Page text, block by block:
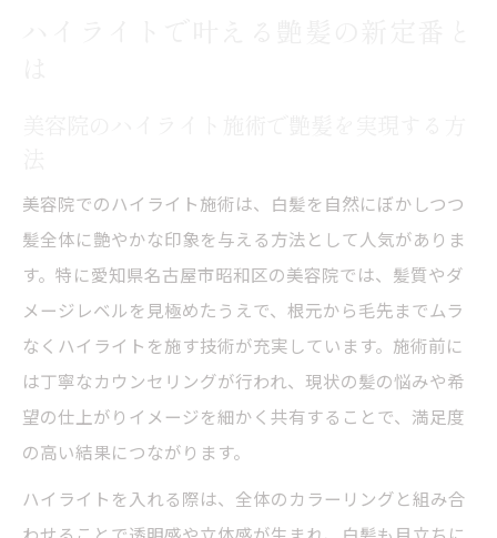
美容院でのハイライト施術は、白髪を自然にぼかしつつ
髪全体に艶やかな印象を与える方法として人気がありま
す。特に愛知県名古屋市昭和区の美容院では、髪質やダ
メージレベルを見極めたうえで、根元から毛先までムラ
なくハイライトを施す技術が充実しています。施術前に
は丁寧なカウンセリングが行われ、現状の髪の悩みや希
望の仕上がりイメージを細かく共有することで、満足度
の高い結果につながります。
ハイライトを入れる際は、全体のカラーリングと組み合